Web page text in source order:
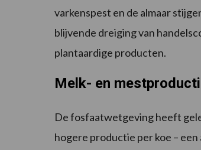
varkenspest en de almaar
blijvende dreiging van
plantaardige producten.
Melk- en
De fosfaatwetgeving heeft
hogere productie per koe –